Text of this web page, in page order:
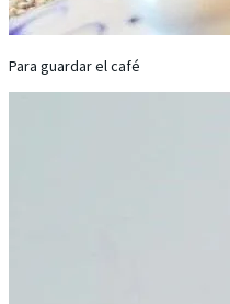
Para guardar el café